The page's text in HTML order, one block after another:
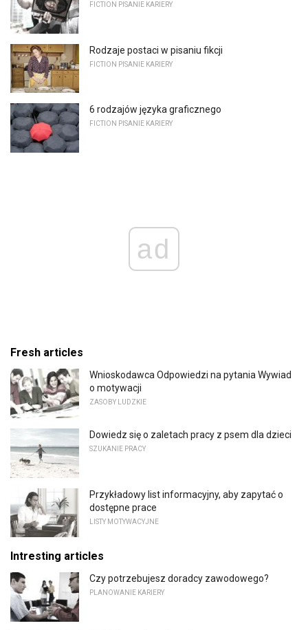
FICTION PISANIE KARIERY
Rodzaje postaci w pisaniu fikcji
FICTION PISANIE KARIERY
6 rodzajów języka graficznego
FICTION PISANIE KARIERY
ad
Fresh articles
Wnioskodawca Odpowiedzi na pytania Wywiad
o motywacji
ZASOBY LUDZKIE
Dowiedz się o zaletach pracy z psem dla dzieci
SZUKANIE PRACY
Przykładowy list informacyjny, aby zapytać o
dostępne prace
LISTY MOTYWACYJNE
Intresting articles
Czy potrzebujesz doradcy zawodowego?
PLANOWANIE KARIERY